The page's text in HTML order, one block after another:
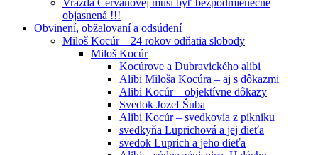
objasnená !!!
Obvinení, obžalovaní a odsúdení
Miloš Kocúr – 24 rokov odňatia slobody
Miloš Kocúr
Kocúrove a Dubravického alibi
Alibi Miloša Kocúra – aj s dôkazmi
Alibi Kocúr – objektívne dôkazy
Svedok Jozef Šuba
Alibi Kocúr – svedkovia z pikniku
svedkyňa Luprichová a jej dieťa
svedok Luprich a jeho dieťa